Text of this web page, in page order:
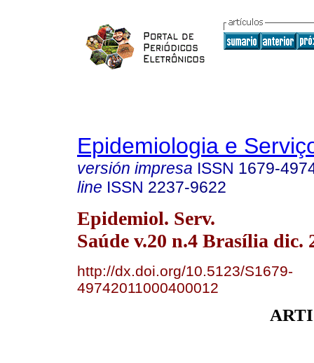
Epidemiologia e
versión impresa ISSN 1679-
line ISSN 2237-9622
Epidemiol. Serv.
Saúde v.20 n.4 Brasília dic.
http://dx.doi.org/10.5123/S1679-
49742011000400012